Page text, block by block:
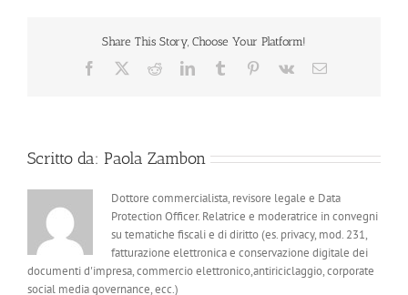
Share This Story, Choose Your Platform!
Facebook RedditLinkedInTumblr Pinterest
Vk Email
Scritto da: Paola Zambon
Dottore commercialista, revisore legale e Data
Protection Officer. Relatrice e moderatrice in convegni
su tematiche fiscali e di diritto (es. privacy, mod. 231,
fatturazione elettronica e conservazione digitale dei
documenti d'impresa, commercio elettronico,antiriciclaggio, corporate
social media governance, ecc.)